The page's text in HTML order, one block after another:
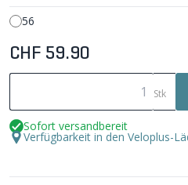
56
CHF 59.90
Stk
Sofort versandbereit
Verfügbarkeit in den Veloplus-